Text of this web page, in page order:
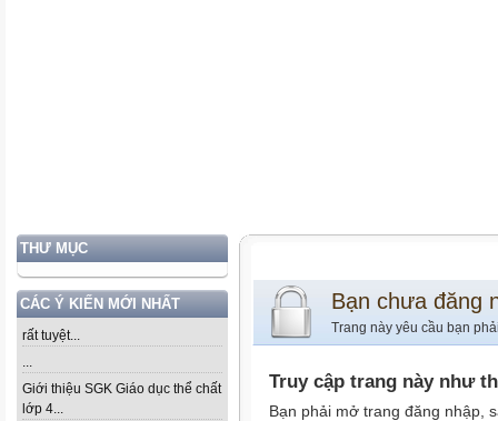
THƯ MỤC
CÁC Ý KIẾN MỚI NHẤT
rất tuyệt...
...
Giới thiệu SGK Giáo dục thể chất
lớp 4...
Bạn chưa đăng
Trang này yêu cầu bạn
Truy cập trang này như
Bạn phải mở trang đăng nhập,